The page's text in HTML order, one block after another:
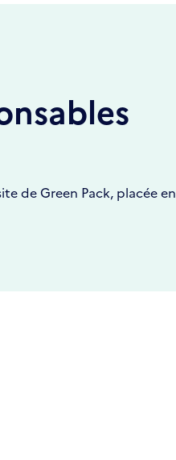
de Green Pack, placée en